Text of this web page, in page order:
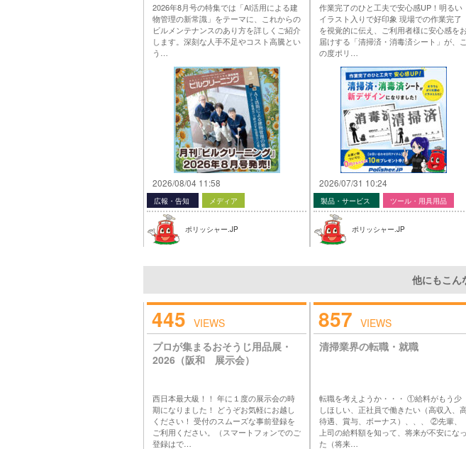
2026年8月号の特集では「AI活用による建
物管理の新常識」をテーマに、これからの
ビルメンテナンスのあり方を詳しくご紹介
します。深刻な人手不足やコスト高騰とい
う…
2026/08/04 11:58
広報・告知 メディア
ポリッシャー.JP
作業完了のひと工夫で安心感UP！明るい
イラスト入りで好印象 現場での作業完了
を視覚的に伝え、ご利用者様に安心感をお
届けする「清掃済・消毒済シート」が、こ
の度ポリ…
2026/07/31 10:24
製品・サービス ツール・用具用品
ポリッシャー.JP
他にもこん
445 VIEWS
プロが集まるおそうじ用品展・
2026（阪和 展示会）
西日本最大級！！ 年に１度の展示会の時
期になりました！ どうぞお気軽にお越し
ください！ 受付のスムーズな事前登録を
ご利用ください。（スマートフォンでのご
登録はで…
857 VIEWS
清掃業界の転職・就職
転職を考えようか・・・ ①給料がもう少
しほしい、正社員で働きたい（高収入、高
待遇、賞与、ボーナス）、、、 ②先輩、
上司の給料額を知って、将来が不安になっ
た（将来…